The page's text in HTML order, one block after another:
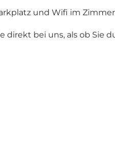
und Wifi im
bei uns, als ob Sie